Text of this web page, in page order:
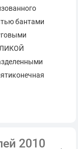
бантами
2010